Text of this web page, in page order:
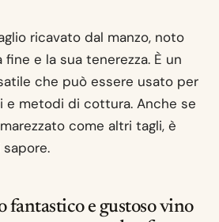
ricavato dal manzo, noto
e la sua tenerezza. È un
che può essere usato per
e metodi di cottura. Anche se
come altri tagli, è
fantastico e gustoso vino